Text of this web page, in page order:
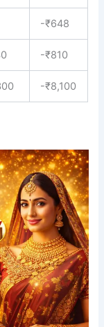
-₹648
-₹810
-₹8,100